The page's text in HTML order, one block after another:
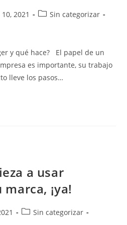
2021
Sin categorizar
y qué hace? El papel de un
es importante, su trabajo
lleve los pasos…
a usar
¡ya!
Sin categorizar